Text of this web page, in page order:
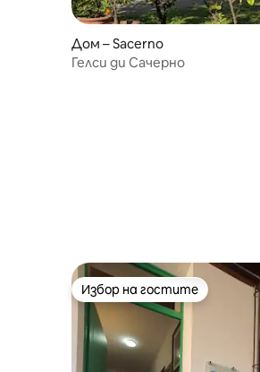
Дом – Sacerno
Гелси ди Сачерно
Избор на гостите
Избор на гостите